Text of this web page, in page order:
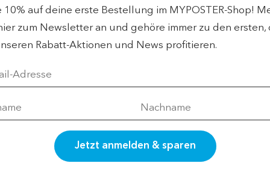
für einen Fotodruck?
von der Zahl der Bild-Pixel quer mal hoch ab.
dann erscheint das Foto im Druck
jetzt allerdings anfängst zu rechnen, lies bitte
10% auf deine erste Bestellung im MYPOSTER-Shop!
zum Newsletter an und gehöre immer zu den ersten,
Rabatt-Aktionen und News profitieren.